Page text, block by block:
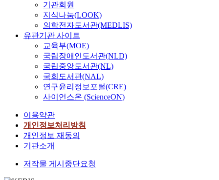
기관회원
지식나눔(LOOK)
의학전자도서관(MEDLIS)
유관기관 사이트
교육부(MOE)
국립장애인도서관(NLD)
국립중앙도서관(NL)
국회도서관(NAL)
연구윤리정보포털(CRE)
사이언스온 (ScienceON)
이용약관
개인정보처리방침
개인정보 재동의
기관소개
저작물 게시중단요청